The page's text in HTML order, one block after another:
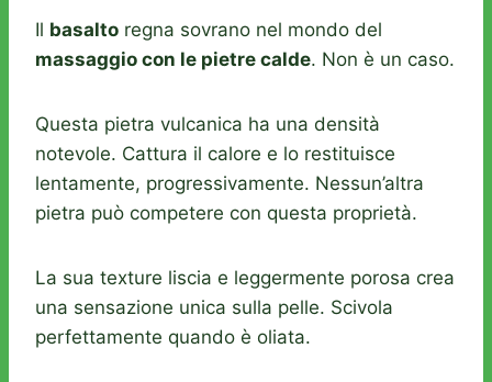
Il basalto regna sovrano nel mondo del
massaggio con le pietre calde. Non è un caso.
Questa pietra vulcanica ha una densità
notevole. Cattura il calore e lo restituisce
lentamente, progressivamente. Nessun’altra
pietra può competere con questa proprietà.
La sua texture liscia e leggermente porosa crea
una sensazione unica sulla pelle. Scivola
perfettamente quando è oliata.